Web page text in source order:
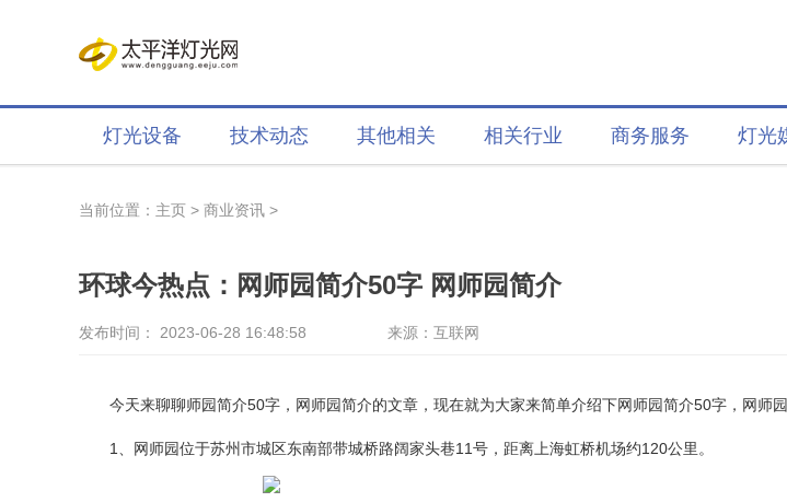
灯光设备 技术动态 其他相关 相关行业 商务服务 灯光
当前位置： 主页 > 商业资讯 >
环球今热点：网师园简介50字 网师园简介
发布时间： 2023-06-28 16:48:58 来源：互联网
今天来聊聊师园简介50字，网师园简介的文章，现在就为大家来简单介绍下网师园简介50字，网师
1、网师园位于苏州市城区东南部带城桥路阔家头巷11号，距离上海虹桥机场约120公里。